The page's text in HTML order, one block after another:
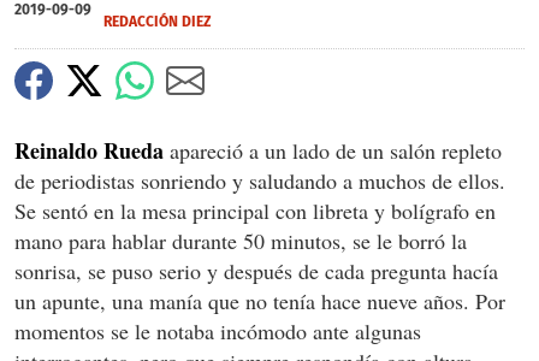
2019-09-09
REDACCIÓN DIEZ
Reinaldo Rueda apareció a un lado de un salón repleto
de periodistas sonriendo y saludando a muchos de ellos.
Se sentó en la mesa principal con libreta y bolígrafo en
mano para hablar durante 50 minutos, se le borró la
sonrisa, se puso serio y después de cada pregunta hacía
un apunte, una manía que no tenía hace nueve años. Por
momentos se le notaba incómodo ante algunas